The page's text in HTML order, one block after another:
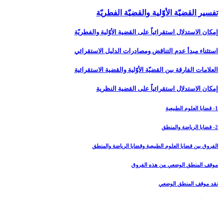
تفسير القضيّة الأوّلية والقضيّة الفطريّة
إمكان الاستدلال استقرائياً على القضية الأوّلية والفطريّة
استثناء مبدأ عدم التناقض ومصادرات الدليل الاستقرائي
العلامات الفارقة بين القضيّة الأوّلية والقضية الاستقرائية
إمكان الاستدلال استقرائياً على القضية النظرية
1- قضايا العلوم الطبيعية
2- قضايا الرياضة والمنطق
الفروق بين قضايا العلوم الطبيعية وقضايا الرياضة والمنطق
موقف المنطق الوضعي من هذه الفروق
نقد موقف المنطق الوضعي